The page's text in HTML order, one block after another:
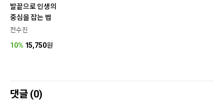
발끝으로 인생의
중심을 잡는 법
전수진
10% 15,750원
댓글 (0)